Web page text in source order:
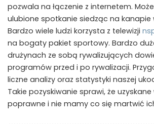
pozwala na łączenie z internetem.
ulubione spotkanie siedząc na kanapie
Bardzo wiele ludzi korzysta z telewizji
na bogaty pakiet sportowy. Bardzo
drużynach ze sobą rywalizujących
programów przed i po rywalizacji.
liczne analizy oraz statystyki naszej
Takie pozyskiwanie sprawi, że
poprawne i nie mamy co się martwić